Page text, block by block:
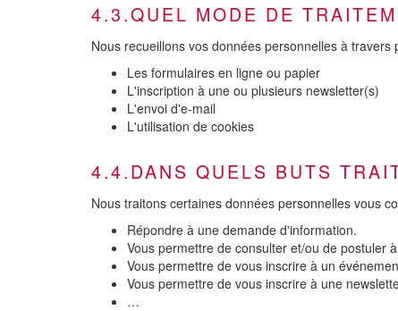
4.3.QUEL MODE DE
Nous recueillons vos données personnelles à travers
Les formulaires en ligne ou papier
L'inscription à une ou plusieurs newsletter(s)
L'envoi d'e-mail
L'utilisation de cookies
4.4.DANS QUELS BUTS
Nous traitons certaines données personnelles vous
Répondre à une demande d'information.
Vous permettre de consulter et/ou de postuler
Vous permettre de vous inscrire à un
Vous permettre de vous inscrire à une
…